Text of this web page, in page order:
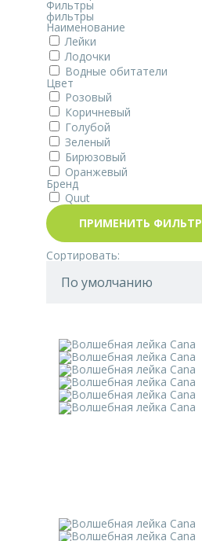
Фильтры
фильтры
Наименование
Лейки
Лодочки
Водные обитатели
Цвет
Розовый
Коричневый
Голубой
Зеленый
Бирюзовый
Оранжевый
Бренд
Quut
ПРИМЕНИТЬ ФИЛЬТР
Сортировать: